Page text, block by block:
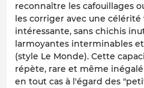
reconnaître les cafouillages
les corriger avec une
intéressante, sans chichis
larmoyantes interminables
(style Le Monde). Cette
répète, rare et même
en tout cas à l'égard des